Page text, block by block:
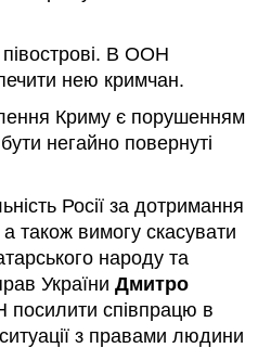
В ООН
нею кримчан.
Криму є порушенням
негайно повернуті
Росії за дотримання
також вимогу скасувати
народу та
України Дмитро
посилити співпрацю в
з правами людини